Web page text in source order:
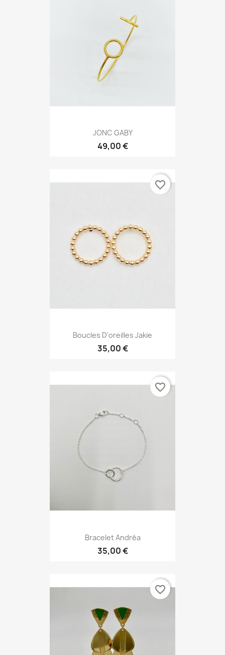
JONC GABY
49,00 €
Boucles D'oreilles Jakie
35,00 €
favorite_border
Bracelet Andréa
35,00 €
favorite_border
favorite_border